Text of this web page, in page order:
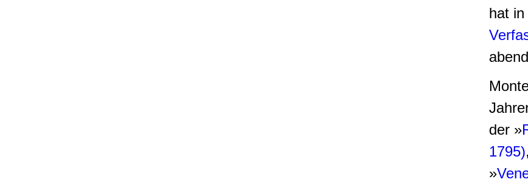
hat
der »
1795)
»